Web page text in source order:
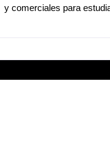
y comerciales para